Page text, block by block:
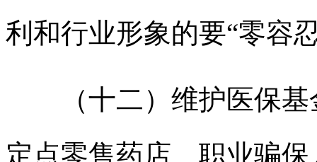
利和行业形象的要“零容
（十二）维护医保基
定点零售药店、职业骗